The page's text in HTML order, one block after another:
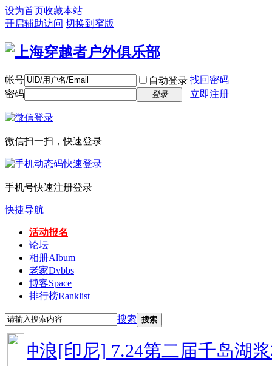
设为首页收藏本站
开启辅助访问 切换到窄版
帐号 自动登录 找回密码
密码
登录 立即注册
微信扫一扫，快速登录
手机号快速注册登录
快捷导航
活动报名
论坛
相册Album
老家Dvbbs
博客Space
排行榜Ranklist
搜索 搜索
冲浪[印尼]7.24第二届千岛湖浆